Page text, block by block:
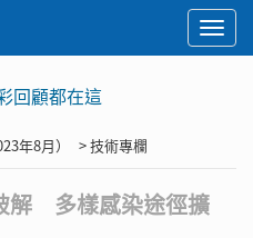
回顧都在這
年8月） > 技術專欄
解 多樣感染途徑擴